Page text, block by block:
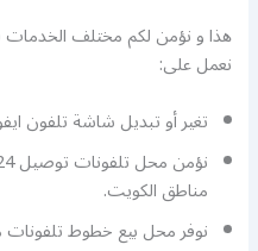
هذا و نؤمن لكم مختلف
نعمل على:
تغير أو تبديل شاشة تلفون
مناطق الكويت.
نوفر محل بيع خطوط تلفونات